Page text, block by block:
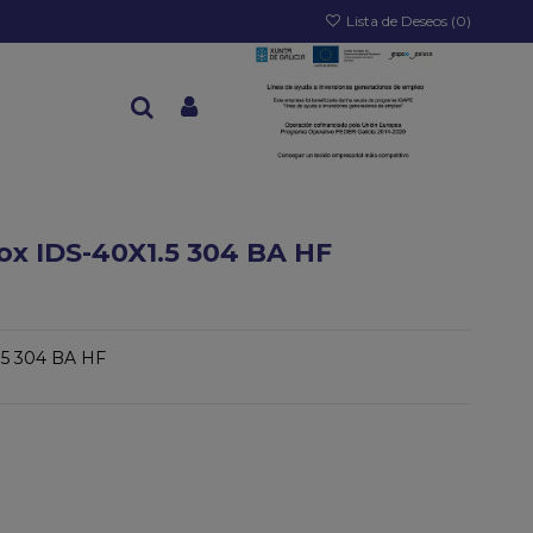
Lista de Deseos (0)
IDS-40X1.5 304 BA HF
304 BA HF